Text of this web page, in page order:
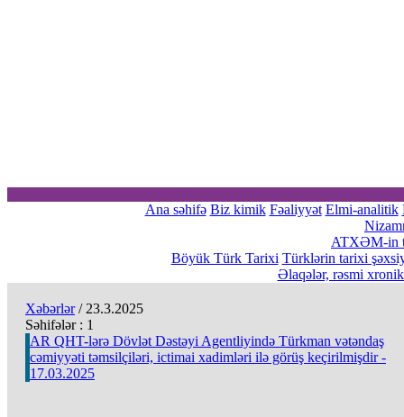
Ana səhifə Biz kimik Fəaliyyət Elmi-analitik
ATXƏM-in
Böyük Türk Tarixi Türklərin tarixi
Əlaqələr, rəsmi
Xəbərlər/ 23.3.2025
Səhifələr : 1
AR QHT-lərə Dövlət Dəstəyi Agentliyində Türkman vətəndaş
cəmiyyəti təmsilçiləri, ictimai xadimləri ilə görüş keçirilmişdir -
17.03.2025